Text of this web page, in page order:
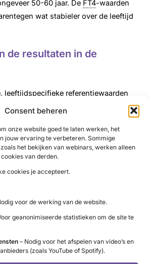
Consent beheren
onze website goed te laten werken, het
jouw ervaring te verbeteren. Sommige
het bekijken van webinars, werken alleen
van derden.
cookies je accepteert.
voor de werking van de website.
geanonimiseerde statistieken om de site te
– Nodig voor het afspelen van video’s en
(zoals YouTube of Spotify).
50-60 jaar. De FT4-waarden
wat stabieler over de leeftijd
de resultaten in de
leeftijdspecifieke referentiewaarden
dat vooral bij oudere volwassenen
gesteld. Bijvoorbeeld: bij vrouwen
het aantal diagnoses van 13,1% naar
90-100 jaar zelfs van 22,7% naar
zijn er vergelijkbare dalingen te zien.
naar 7,7%, bij mannen van 90-100
positief dat door dit onderzoek
de diagnose ‘subklinische